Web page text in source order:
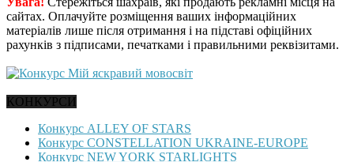
сайтах. Оплачуйте розміщення ваших інформаційних
матеріалів лише після отримання і на підставі офіційних
рахунків з підписами, печатками і правильними реквізитами.
КОНКУРСИ
Конкурс ALLEY OF STARS
Конкурс CONSTELLATION UKRAINE-EUROPE
Конкурс NEW YORK STARLIGHTS